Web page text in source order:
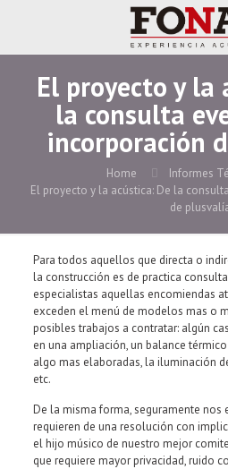
El proyecto y la
la consulta
incorporación
Home
Informes
El proyecto y la acústica: De la
de
Para todos aquellos que directa o
la construcción es de practica
especialistas aquellas encomiendas
exceden el menú de modelos mas o
posibles trabajos a contratar: algún
en una ampliación, un balance
algo mas elaboradas, la iluminación
etc.
De la misma forma, seguramente nos
requieren de una resolución con
el hijo músico de nuestro mejor
que requiere mayor privacidad, ruido